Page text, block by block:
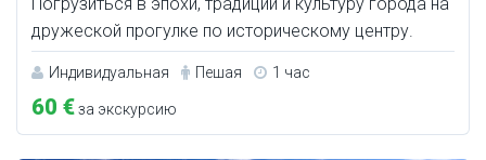
Погрузиться в эпохи, традиции и культуру города на
дружеской прогулке по историческому центру.
Индивидуальная Пешая 1 час
60 €за экскурсию